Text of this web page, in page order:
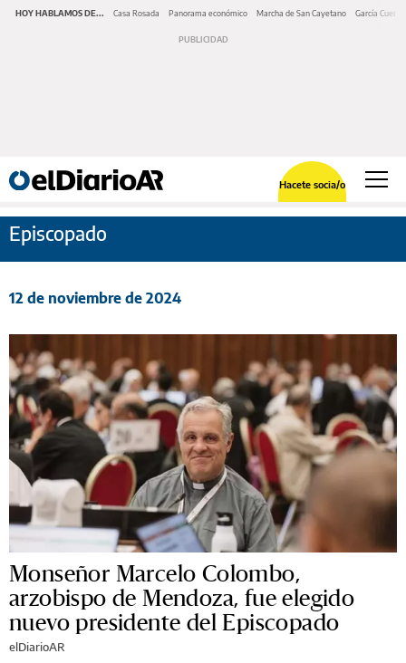
HOY HABLAMOS DE... Casa Rosada Panorama económico Marcha de San Cayetano García Cuerva
Hacete socia/o
Episcopado
12 de noviembre de 2024
Monseñor Marcelo Colombo,
arzobispo de Mendoza, fue elegido
nuevo presidente del Episcopado
elDiarioAR